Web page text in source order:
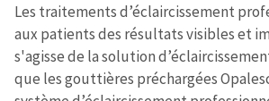
Les traitements d’éclaircissement
aux patients des résultats visibles et
s'agisse de la solution
que les gouttières préchargées